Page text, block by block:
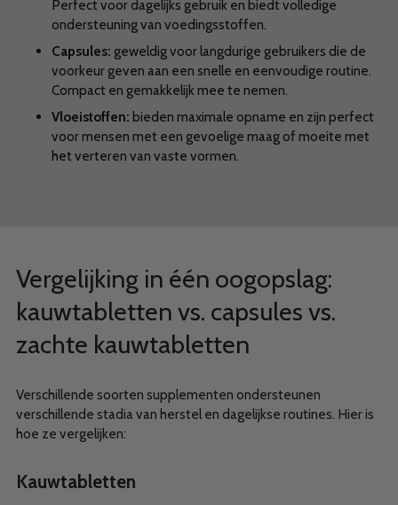
Perfect voor dagelijks gebruik en biedt volledige
ondersteuning van voedingsstoffen.
Capsules: geweldig voor langdurige gebruikers die de
voorkeur geven aan een snelle en eenvoudige routine.
Compact en gemakkelijk mee te nemen.
Vloeistoffen: bieden maximale opname en zijn perfect
voor mensen met een gevoelige maag of moeite met
het verteren van vaste vormen.
Vergelijking in één oogopslag:
kauwtabletten vs. capsules vs.
zachte kauwtabletten
Verschillende soorten supplementen ondersteunen
verschillende stadia van herstel en dagelijkse routines. Hier is
hoe ze vergelijken:
Kauwtabletten